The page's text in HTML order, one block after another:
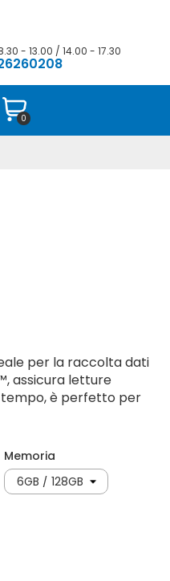
- 13.00 / 14.00 - 17.30
0
per la raccolta dati
assicura letture
è perfetto per
Memoria